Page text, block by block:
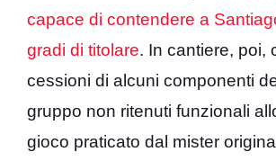
capace di contendere a
gradi di titolare. In cantiere, poi,
cessioni di alcuni componenti
gruppo non ritenuti funzionali
gioco praticato dal mister